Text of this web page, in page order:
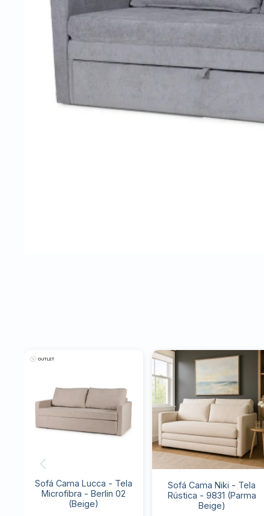
Sofá Cama Lucca - Tela
Microfibra - Berlin 02
(Beige)
Sofá Cama Niki - Tela
Rústica - 9831 (Parma
Beige)